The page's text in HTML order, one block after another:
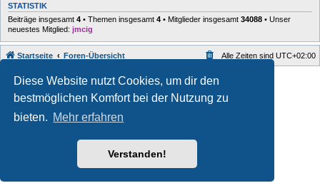
Diese Website nutzt Cookies, um dir den
bestmöglichen Komfort bei der Nutzung zu
bieten. Mehr erfahren
Verstanden!
STATISTIK
Beiträge insgesamt 4 • Themen insgesamt 4 • Mitglieder insgesamt 34088 • Unser
neuestes Mitglied: jmcig
Startseite Foren-Übersicht Alle Zeiten sind UTC+02:00
Style developer by forum ,
Powered byphpBB ® Forum Software © phpBB Limited
Deutsche Übersetzung durchphpBB.de
Datenschutz